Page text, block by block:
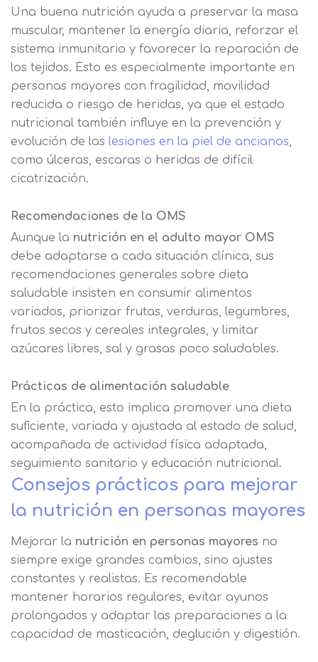
Una buena nutrición ayuda a preservar la masa
muscular, mantener la energía diaria, reforzar el
sistema inmunitario y favorecer la reparación de
los tejidos. Esto es especialmente importante en
personas mayores con fragilidad, movilidad
reducida o riesgo de heridas, ya que el estado
nutricional también influye en la prevención y
evolución de las lesiones en la piel de ancianos,
como úlceras, escaras o heridas de difícil
cicatrización.
Recomendaciones de la OMS
Aunque la nutrición en el adulto mayor OMS
debe adaptarse a cada situación clínica, sus
recomendaciones generales sobre dieta
saludable insisten en consumir alimentos
variados, priorizar frutas, verduras, legumbres,
frutos secos y cereales integrales, y limitar
azúcares libres, sal y grasas poco saludables.
Prácticas de alimentación saludable
En la práctica, esto implica promover una dieta
suficiente, variada y ajustada al estado de salud,
acompañada de actividad física adaptada,
seguimiento sanitario y educación nutricional.
Consejos prácticos para mejorar
la nutrición en personas mayores
Mejorar la nutrición en personas mayores no
siempre exige grandes cambios, sino ajustes
constantes y realistas. Es recomendable
mantener horarios regulares, evitar ayunos
prolongados y adaptar las preparaciones a la
capacidad de masticación, deglución y digestión.